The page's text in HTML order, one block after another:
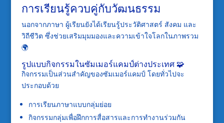
การเรียนรู้ควบคู่กับวัฒนธรรม
นอกจากภาษา ผู้เรียนยังได้เรียนรู้ประวัติศาสตร์ สังคม และ
วิถีชีวิต ซึ่งช่วยเสริมมุมมองและความเข้าใจโลกในภาพรวม
🌍
รูปแบบกิจกรรมในซัมเมอร์แคมป์ต่างประเทศ 🧩
กิจกรรมเป็นส่วนสำคัญของซัมเมอร์แคมป์ โดยทั่วไปจะ
ประกอบด้วย
การเรียนภาษาแบบกลุ่มย่อย
กิจกรรมกลุ่มเพื่อฝึกการสื่อสารและการทำงานร่วมกัน